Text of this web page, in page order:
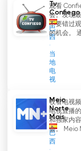
Tv
Confiego
巴
西
当
地
电
视
观看
会。发现
不要错过
的机会。
Meio
Norte
Mais
巴
西
收看电视
电视直播
和独家内
会。 Meio